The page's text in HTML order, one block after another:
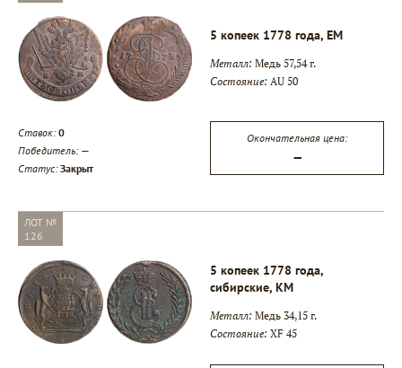
5 копеек 1778 года, ЕМ
Металл: Медь 57,54 г.
Состояние: AU 50
Ставок:0
Победитель: —
Статус:Закрыт
Окончательная цена:
—
ЛОТ №
126
5 копеек 1778 года,
сибирские, КМ
Металл: Медь 34,15 г.
Состояние: XF 45